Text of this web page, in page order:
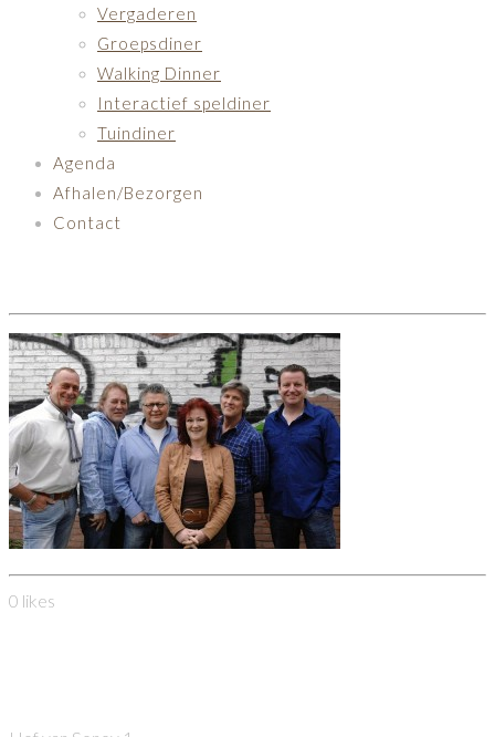
Vergaderen
Groepsdiner
Walking Dinner
Interactief speldiner
Tuindiner
Agenda
Afhalen/Bezorgen
Contact
0 likes